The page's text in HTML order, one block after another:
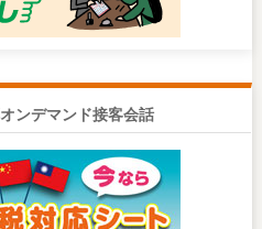
ンデマンド接客会話